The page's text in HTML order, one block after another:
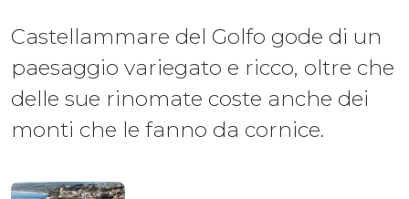
Castellammare del Golfo gode di un
paesaggio variegato e ricco, oltre che
delle sue rinomate coste anche dei
monti che le fanno da cornice.